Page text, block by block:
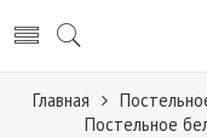
Главная
Постельное